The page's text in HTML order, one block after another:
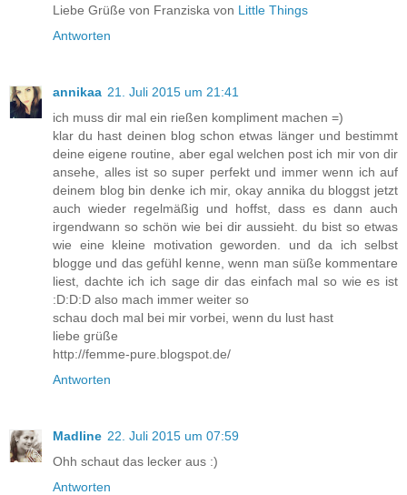
Liebe Grüße von Franziska von Little Things
Antworten
annikaa 21. Juli 2015 um 21:41
ich muss dir mal ein rießen kompliment machen =)
klar du hast deinen blog schon etwas länger und bestimmt
deine eigene routine, aber egal welchen post ich mir von dir
ansehe, alles ist so super perfekt und immer wenn ich auf
deinem blog bin denke ich mir, okay annika du bloggst jetzt
auch wieder regelmäßig und hoffst, dass es dann auch
irgendwann so schön wie bei dir aussieht. du bist so etwas
wie eine kleine motivation geworden. und da ich selbst
blogge und das gefühl kenne, wenn man süße kommentare
liest, dachte ich ich sage dir das einfach mal so wie es ist
:D:D:D also mach immer weiter so
schau doch mal bei mir vorbei, wenn du lust hast
liebe grüße
http://femme-pure.blogspot.de/
Antworten
Madline 22. Juli 2015 um 07:59
Ohh schaut das lecker aus :)
Antworten